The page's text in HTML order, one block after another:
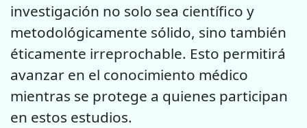
investigación no solo sea científico y
metodológicamente sólido, sino también
éticamente irreprochable. Esto permitirá
avanzar en el conocimiento médico
mientras se protege a quienes participan
en estos estudios.